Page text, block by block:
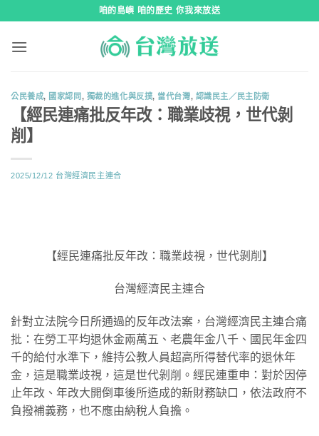
咱的島嶼 咱的歷史 你我來放送
公民養成, 國家認同, 獨裁的進化與反撲, 當代台灣, 認識民主／民主防衛
【經民連痛批反年改：職業歧視，世代剝
削】
2025/12/12 台灣經濟民主連合
【經民連痛批反年改：職業歧視，世代剝削】
台灣經濟民主連合
針對立法院今日所通過的反年改法案，台灣經濟民主連合痛
批：在勞工平均退休金兩萬五、老農年金八千、國民年金四
千的給付水準下，維持公教人員超高所得替代率的退休年
金，這是職業歧視，這是世代剝削。經民連重申：對於因停
止年改、年改大開倒車後所造成的新財務缺口，依法政府不
負撥補義務，也不應由納稅人負擔。